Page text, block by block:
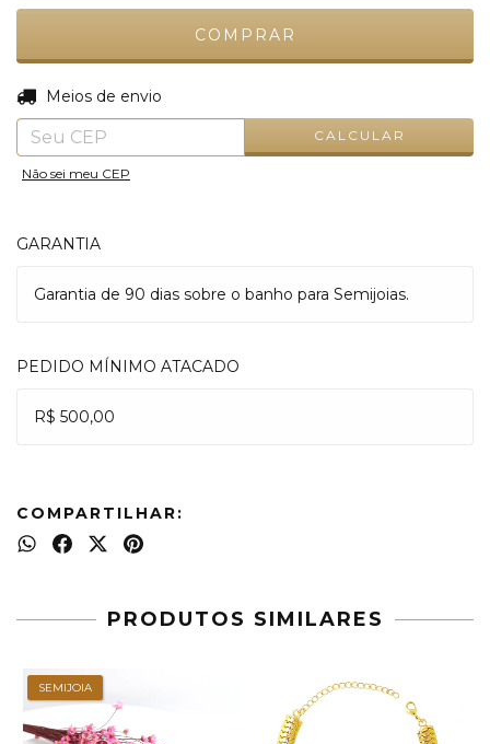
Entregas para o CEP:
Meios de envio
CALCULAR
Não sei meu CEP
GARANTIA
Garantia de 90 dias sobre o banho para Semijoias.
PEDIDO MÍNIMO ATACADO
R$ 500,00
COMPARTILHAR:
PRODUTOS SIMILARES
SEMIJOIA